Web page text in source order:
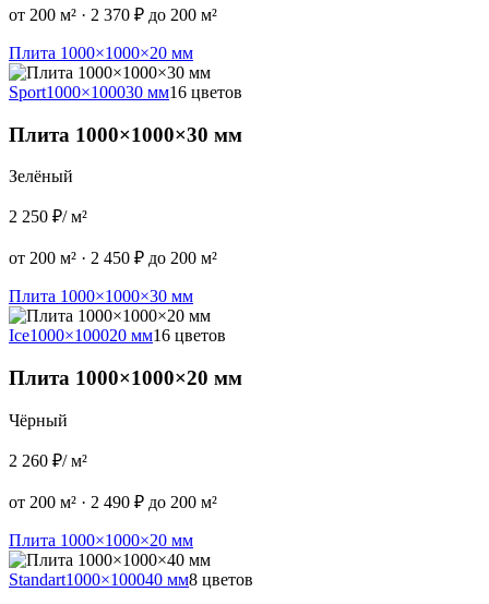
от 200 м² · 2 370 ₽ до 200 м²
Плита 1000×1000×20 мм
Sport1000×100030 мм16 цветов
Плита 1000×1000×30 мм
Зелёный
2 250 ₽/ м²
от 200 м² · 2 450 ₽ до 200 м²
Плита 1000×1000×30 мм
Ice1000×100020 мм16 цветов
Плита 1000×1000×20 мм
Чёрный
2 260 ₽/ м²
от 200 м² · 2 490 ₽ до 200 м²
Плита 1000×1000×20 мм
Standart1000×100040 мм8 цветов